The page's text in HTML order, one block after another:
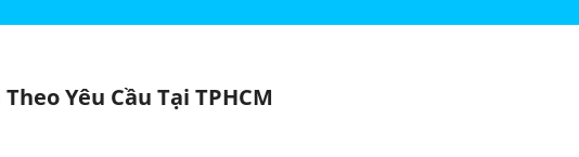
Yêu Cầu Tại TPHCM